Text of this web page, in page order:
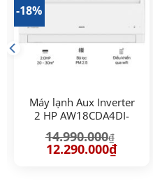
-18%
Máy lạnh Aux Inverter
2 HP AW18CDA4DI-
14.990.000₫
Giá
gốc
12.290.000₫Giá